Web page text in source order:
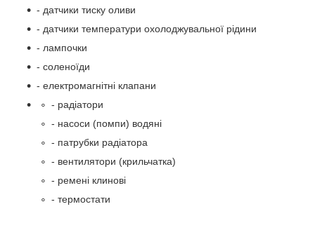
- датчики тиску оливи
- датчики температури охолоджувальної рідини
- лампочки
- соленоїди
- електромагнітні клапани
- радіатори
- насоси (помпи) водяні
- патрубки радіатора
- вентилятори (крильчатка)
- ремені клинові
- термостати